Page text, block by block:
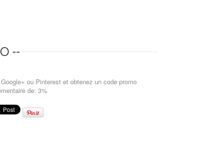
--
ou Pinterest et obtenez un code promo
de: 3%